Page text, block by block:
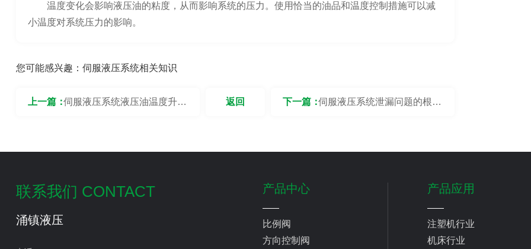
温度变化会影响液压油的粘度，从而影响系统的压力。使用恰当的油品和温度控制措施可以减
小温度对系统压力的影响。
您可能感兴趣： 伺服液压系统相关知识
上一篇：伺服液压系统液压油温度升高 下一篇：伺服液压系统泄漏问题的根本
返回
联系我们 CONTACT
涌镇液压
产品中心
比例阀
方向控制阀
产品应用
注塑机行业
机床行业